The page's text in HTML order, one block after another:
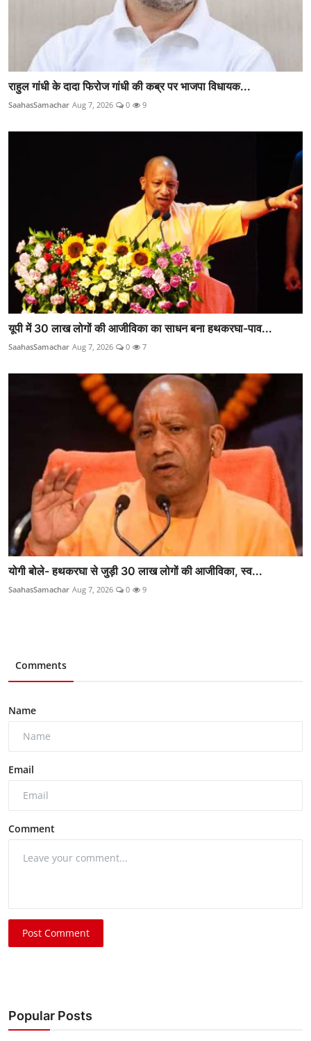
राहुल गांधी के दादा फिरोज गांधी की कब्र पर भाजपा विधायक...
SaahasSamachar Aug 7, 2026 0 9
यूपी में 30 लाख लोगों की आजीविका का साधन बना हथकरघा-पाव...
SaahasSamachar Aug 7, 2026 0 7
योगी बोले- हथकरघा से जुड़ी 30 लाख लोगों की आजीविका, स्व...
SaahasSamachar Aug 7, 2026 0 9
Comments
Name
Email
Comment
Post Comment
Popular Posts